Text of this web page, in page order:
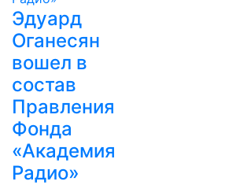
Эдуард
Оганесян
вошел в
состав
Правления
Фонда
«Академия
Радио»